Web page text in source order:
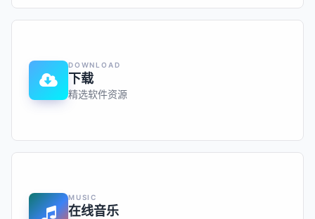
DOWNLOAD
下载
精选软件资源
MUSIC
在线音乐